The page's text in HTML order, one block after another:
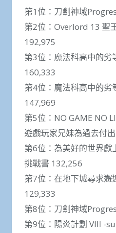
第1位：刀劍神域
第2位：Overlord 13 聖
192,975
第3位：魔法科高中的劣
160,333
第4位：魔法科高中的劣
147,969
第5位：NO GAME NO
遊戲玩家兄妹為過去付
第6位：為美好的世界獻
挑戰書 132,256
第7位：在地下城尋求邂
129,333
第8位：刀劍神域
第9位：陽炎計劃 VIII -